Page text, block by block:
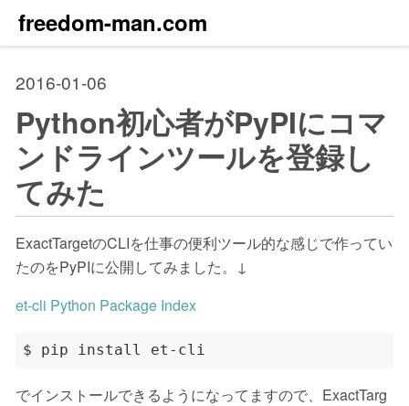
freedom-man.com
2016-01-06
Python初心者がPyPIにコマ
ンドラインツールを登録し
てみた
ExactTargetのCLIを仕事の便利ツール的な感じで作ってい
たのをPyPIに公開してみました。↓
et-cli Python Package Index
でインストールできるようになってますので、ExactTarg